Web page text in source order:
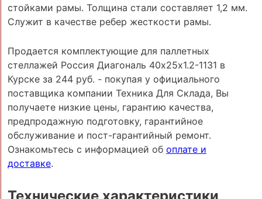
стойками рамы. Толщина стали составляет 1,2 мм.
Служит в качестве ребер жесткости рамы.
Продается комплектующие для паллетных
стеллажей Россия Диагональ 40х25х1.2-1131 в
Курске за 244 руб. - покупая у официального
поставщика компании Техника Для Склада, Вы
получаете низкие цены, гарантию качества,
предпродажную подготовку, гарантийное
обслуживание и пост-гарантийный ремонт.
Ознакомьтесь с информацией об оплате и
доставке.